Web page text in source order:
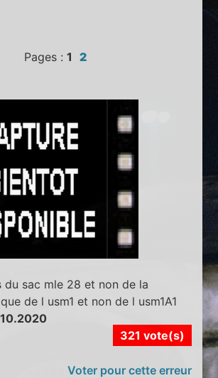
Pages : 1 2
du sac mle 28 et non de la
de l usm1 et non de l usm1A1
321 vote(s)
Voter pour cette erreur